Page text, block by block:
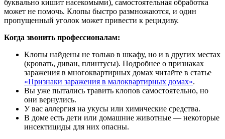
буквально кишит насекомыми), самостоятельная обработка
может не помочь. Клопы быстро размножаются, и один
пропущенный уголок может привести к рецидиву.
Когда звонить профессионалам:
Клопы найдены не только в шкафу, но и в других местах
(кровать, диван, плинтусы). Подробнее о признаках
заражения в многоквартирных домах читайте в статье
«Признаки заражения в малоквартирных домах».
Вы уже пытались травить клопов самостоятельно, но
они вернулись.
У вас аллергия на укусы или химические средства.
В доме есть дети или домашние животные — некоторые
инсектициды для них опасны.